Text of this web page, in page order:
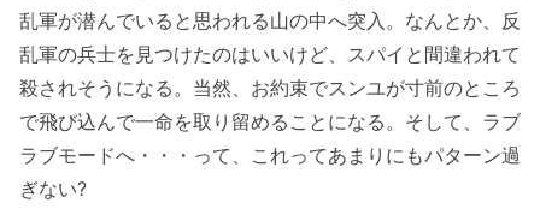
乱軍が潜んでいると思われる山の中へ突入。なんとか、反
乱軍の兵士を見つけたのはいいけど、スパイと間違われて
殺されそうになる。当然、お約束でスンユが寸前のところ
で飛び込んで一命を取り留めることになる。そして、ラブ
ラブモードへ・・・って、これってあまりにもパターン過
ぎない?